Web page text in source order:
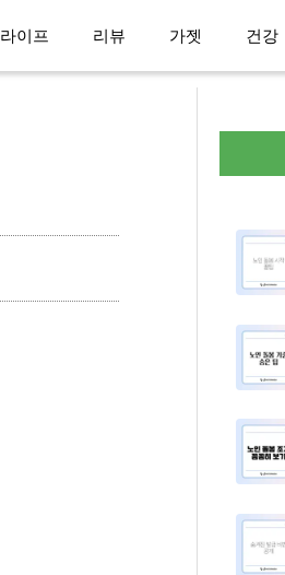
라이프 리뷰 가젯 건강